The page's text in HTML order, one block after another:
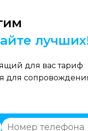
для вас тариф
для